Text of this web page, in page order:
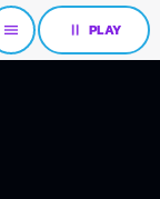
menu pause PLAY